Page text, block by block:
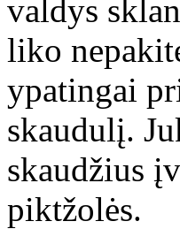
valdys
liko
ypatingai
skaudulį.
skaudžius
piktžolės.